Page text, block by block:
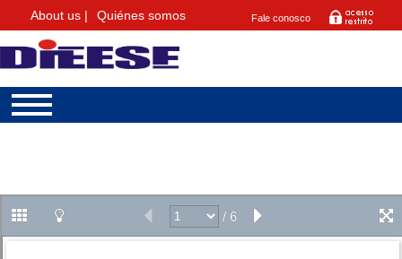
About us | Quiénes somos Fale conosco